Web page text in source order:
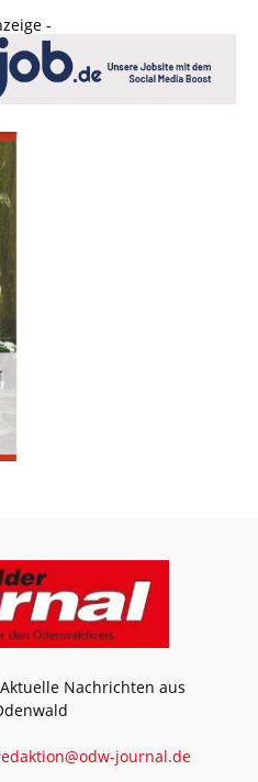
-
Nachrichten aus
journal.de